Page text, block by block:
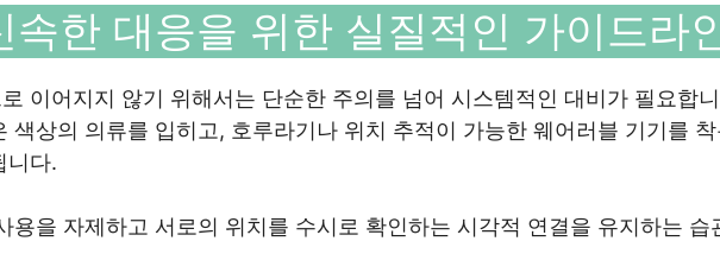
속한 대응을 위한 실질적인 가이드라
이어지지 않기 위해서는 단순한 주의를 넘어 시스템적인 대비가 필요합
색상의 의류를 입히고, 호루라기나 위치 추적이 가능한 웨어러블 기기를
니다.
용을 자제하고 서로의 위치를 수시로 확인하는 시각적 연결을 유지하는 습